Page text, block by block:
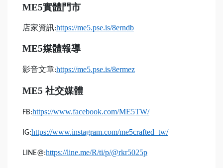
ME5實體門市
店家資訊:https://me5.pse.is/8erndb
ME5媒體報導
影音文章:https://me5.pse.is/8ermez
ME5 社交媒體
FB:https://www.facebook.com/ME5TW/
IG:https://www.instagram.com/me5crafted_tw/
LINE@:https://line.me/R/ti/p/@rkr5025p